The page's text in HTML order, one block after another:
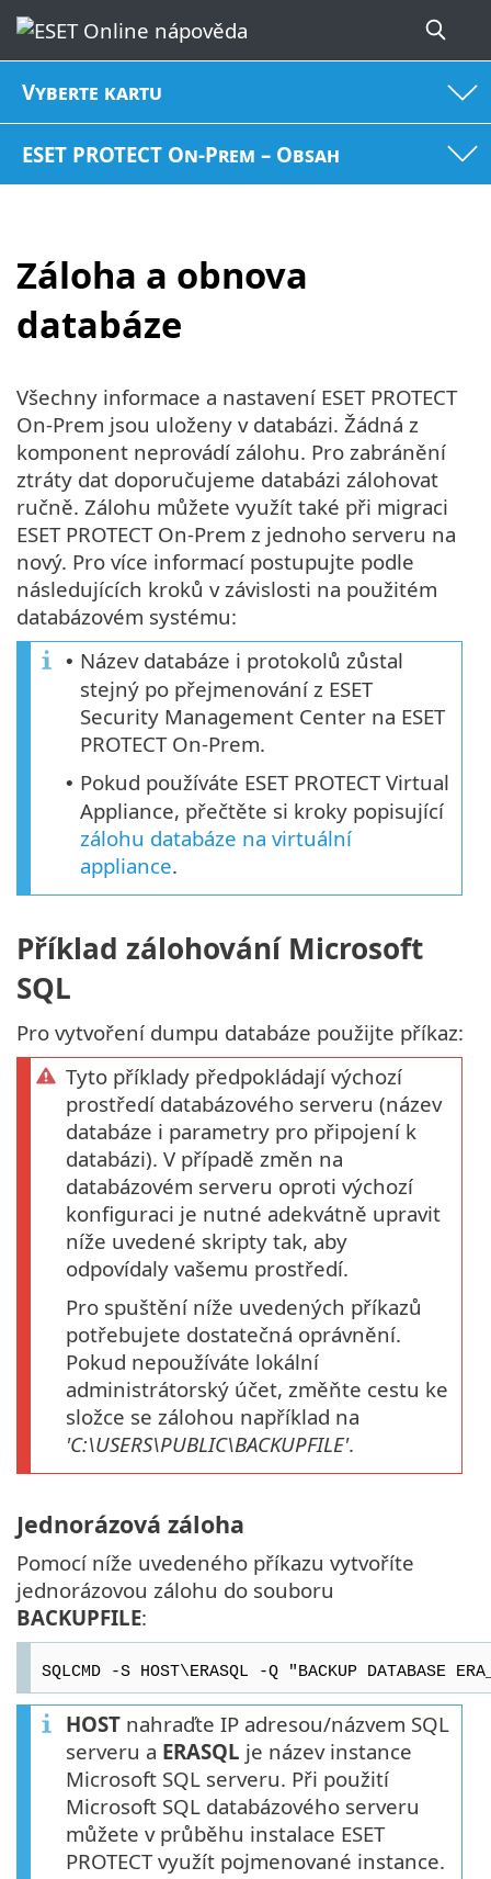
Vyberte kartu
ESET PROTECT On-Prem – Obsah
Záloha a obnova
databáze
Všechny informace a nastavení ESET PROTECT
On-Prem jsou uloženy v databázi. Žádná z
komponent neprovádí zálohu. Pro zabránění
ztráty dat doporučujeme databázi zálohovat
ručně. Zálohu můžete využít také při migraci
ESET PROTECT On-Prem z jednoho serveru na
nový. Pro více informací postupujte podle
následujících kroků v závislosti na použitém
databázovém systému:
• Název databáze i protokolů zůstal
stejný po přejmenování z ESET
Security Management Center na ESET
PROTECT On-Prem.
• Pokud používáte ESET PROTECT Virtual
Appliance, přečtěte si kroky popisující
zálohu databáze na virtuální
appliance.
Příklad zálohování Microsoft
SQL
Pro vytvoření dumpu databáze použijte příkaz:
Tyto příklady předpokládají výchozí
prostředí databázového serveru (název
databáze i parametry pro připojení k
databázi). V případě změn na
databázovém serveru oproti výchozí
konfiguraci je nutné adekvátně upravit
níže uvedené skripty tak, aby
odpovídaly vašemu prostředí.
Pro spuštění níže uvedených příkazů
potřebujete dostatečná oprávnění.
Pokud nepoužíváte lokální
administrátorský účet, změňte cestu ke
složce se zálohou například na
'C:\USERS\PUBLIC\BACKUPFILE'.
Jednorázová záloha
Pomocí níže uvedeného příkazu vytvoříte
jednorázovou zálohu do souboru
BACKUPFILE:
SQLCMD -S HOST\ERASQL -Q "BACKUP DATABASE
HOST nahraďte IP adresou/názvem SQL
serveru a ERASQL je název instance
Microsoft SQL serveru. Při použití
Microsoft SQL databázového serveru
můžete v průběhu instalace ESET
PROTECT využít pojmenované instance.